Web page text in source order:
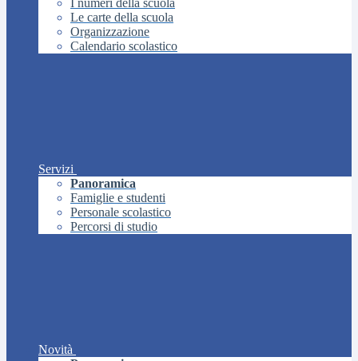
I numeri della scuola
Le carte della scuola
Organizzazione
Calendario scolastico
Servizi
Panoramica
Famiglie e studenti
Personale scolastico
Percorsi di studio
Novità